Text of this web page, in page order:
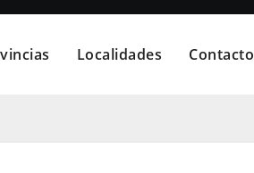
Localidades Contacto